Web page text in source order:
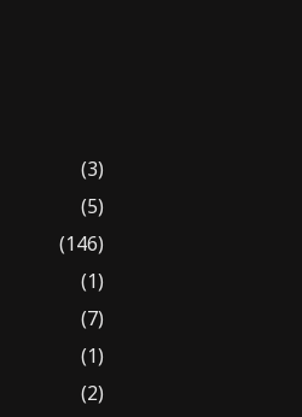
(3)
(5)
(146)
(1)
(7)
(1)
(2)